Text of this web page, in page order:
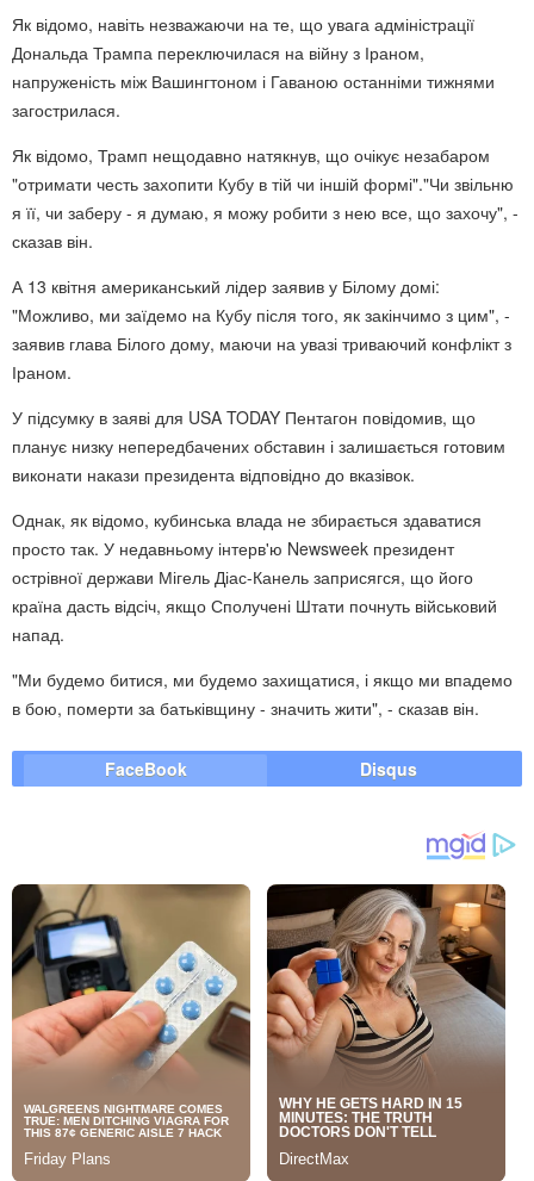
Як відомо, навіть незважаючи на те, що увага адміністрації
Дональда Трампа переключилася на війну з Іраном,
напруженість між Вашингтоном і Гаваною останніми тижнями
загострилася.
Як відомо, Трамп нещодавно натякнув, що очікує незабаром
"отримати честь захопити Кубу в тій чи іншій формі"."Чи звільню
я її, чи заберу - я думаю, я можу робити з нею все, що захочу", -
сказав він.
А 13 квітня американський лідер заявив у Білому домі:
"Можливо, ми заїдемо на Кубу після того, як закінчимо з цим", -
заявив глава Білого дому, маючи на увазі триваючий конфлікт з
Іраном.
У підсумку в заяві для USA TODAY Пентагон повідомив, що
планує низку непередбачених обставин і залишається готовим
виконати накази президента відповідно до вказівок.
Однак, як відомо, кубинська влада не збирається здаватися
просто так. У недавньому інтерв'ю Newsweek президент
острівної держави Мігель Діас-Канель заприсягся, що його
країна дасть відсіч, якщо Сполучені Штати почнуть військовий
напад.
"Ми будемо битися, ми будемо захищатися, і якщо ми впадемо
в бою, померти за батьківщину - значить жити", - сказав він.
FaceBook Disqus